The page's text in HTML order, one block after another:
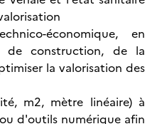
économique, en
de construction, de la
la valorisation des
m2, mètre linéaire) à
d'outils numérique afin